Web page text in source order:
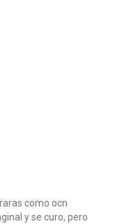
como ocn
y se curo, pero